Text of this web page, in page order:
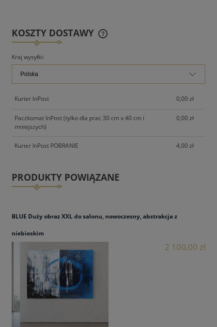
KOSZTY DOSTAWY
CENA NIE ZAWIERA EWENTUALNYCH KOSZTÓW
PŁATNOŚCI
Kraj wysyłki:
Kurier InPost 0,00 zł
Paczkomat InPost (tylko dla prac 30 cm x 40 cm i
mniejszych)
0,00 zł
Kurier InPost POBRANIE 4,00 zł
PRODUKTY POWIĄZANE
BLUE Duży obraz XXL do salonu, nowoczesny, abstrakcja z
niebieskim
2 100,00 zł